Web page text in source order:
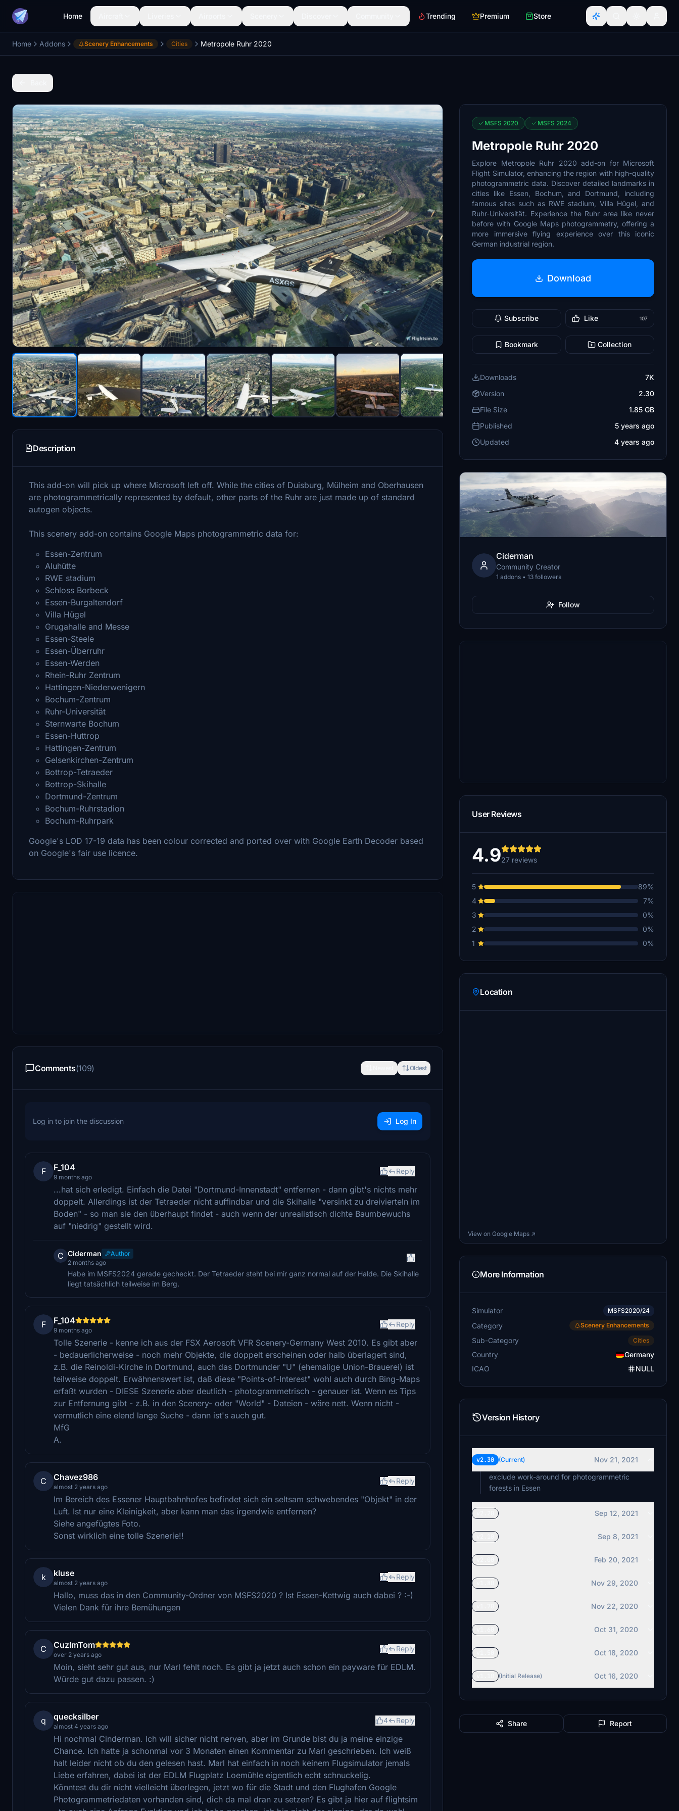
Home Trending Premium Store
Home Addons Scenery Enhancements Cities Metropole Ruhr 2020
Description
This add-on will pick up where Microsoft left off. While the cities of Duisburg, Mülheim and Oberhausen
are photogrammetrically represented by default, other parts of the Ruhr are just made up of standard
autogen objects.
This scenery add-on contains Google Maps photogrammetric data for:
Essen-Zentrum
Aluhütte
RWE stadium
Schloss Borbeck
Essen-Burgaltendorf
Villa Hügel
Grugahalle and Messe
Essen-Steele
Essen-Überruhr
Essen-Werden
Rhein-Ruhr Zentrum
Hattingen-Niederwenigern
Bochum-Zentrum
Ruhr-Universität
Sternwarte Bochum
Essen-Huttrop
Hattingen-Zentrum
Gelsenkirchen-Zentrum
Bottrop-Tetraeder
Bottrop-Skihalle
Dortmund-Zentrum
Bochum-Ruhrstadion
Bochum-Ruhrpark
Google's LOD 17-19 data has been colour corrected and ported over with Google Earth Decoder based
on Google's fair use licence.
Comments(109) Oldest
Log in to join the discussion Log In
F F_104
9 months ago
Reply
...hat sich erledigt. Einfach die Datei "Dortmund-Innenstadt" entfernen - dann gibt's nichts mehr
doppelt. Allerdings ist der Tetraeder nicht auffindbar und die Skihalle "versinkt zu dreivierteln im
Boden" - so man sie den überhaupt findet - auch wenn der unrealistisch dichte Baumbewuchs
auf "niedrig" gestellt wird.
C Ciderman
Author
2 months ago
Habe im MSFS2024 gerade gecheckt. Der Tetraeder steht bei mir ganz normal auf der Halde. Die Skihalle
liegt tatsächlich teilweise im Berg.
F F_104
9 months ago
Reply
Tolle Szenerie - kenne ich aus der FSX Aerosoft VFR Scenery-Germany West 2010. Es gibt aber
- bedauerlicherweise - noch mehr Objekte, die doppelt erscheinen oder halb überlagert sind,
z.B. die Reinoldi-Kirche in Dortmund, auch das Dortmunder "U" (ehemalige Union-Brauerei) ist
teilweise doppelt. Erwähnenswert ist, daß diese "Points-of-Interest" wohl auch durch Bing-Maps
erfaßt wurden - DIESE Szenerie aber deutlich - photogrammetrisch - genauer ist. Wenn es Tips
zur Entfernung gibt - z.B. in den Scenery- oder "World" - Dateien - wäre nett. Wenn nicht -
vermutlich eine elend lange Suche - dann ist's auch gut.
MfG
A.
C Chavez986
almost 2 years ago
Reply
Im Bereich des Essener Hauptbahnhofes befindet sich ein seltsam schwebendes "Objekt" in der
Luft. Ist nur eine Kleinigkeit, aber kann man das irgendwie entfernen?
Siehe angefügtes Foto.
Sonst wirklich eine tolle Szenerie!!
k kluse
almost 2 years ago
Reply
Hallo, muss das in den Community-Ordner von MSFS2020 ? Ist Essen-Kettwig auch dabei ? :-)
Vielen Dank für ihre Bemühungen
C CuzImTom
over 2 years ago
Reply
Moin, sieht sehr gut aus, nur Marl fehlt noch. Es gibt ja jetzt auch schon ein payware für EDLM.
Würde gut dazu passen. :)
q quecksilber
almost 4 years ago
4 Reply
Hi nochmal Cinderman. Ich will sicher nicht nerven, aber im Grunde bist du ja meine einzige
Chance. Ich hatte ja schonmal vor 3 Monaten einen Kommentar zu Marl geschrieben. Ich weiß
halt leider nicht ob du den gelesen hast. Marl hat einfach in noch keinem Flugsimulator jemals
Liebe erfahren, dabei ist der EDLM Flugplatz Loemühle eigentlich echt schnuckelig.
Könntest du dir nicht vielleicht überlegen, jetzt wo für die Stadt und den Flughafen Google
Photogrammetriedaten vorhanden sind, dich da mal dran zu setzen? Es gibt ja hier auf flightsim
MSFS 2020 MSFS 2024
Metropole Ruhr 2020
Explore Metropole Ruhr 2020 add-on for Microsoft
Flight Simulator, enhancing the region with high-quality
photogrammetric data. Discover detailed landmarks in
cities like Essen, Bochum, and Dortmund, including
famous sites such as RWE stadium, Villa Hügel, and
Ruhr-Universität. Experience the Ruhr area like never
before with Google Maps photogrammetry, offering a
more immersive flying experience over this iconic
German industrial region.
Download
Subscribe Like 107
Bookmark Collection
Downloads
7K
Version
2.30
File Size
1.85 GB
Published
5 years ago
Updated
4 years ago
Ciderman
Community Creator
1 addons • 13 followers
Follow
User Reviews
4.927 reviews
5
89%
4
7%
3
0%
2
0%
1
0%
Location
View on Google Maps ↗
More Information
Simulator MSFS2020/24
Category Scenery Enhancements
Sub-Category Cities
Country
Germany
ICAO
NULL
Version History
v2.30 (Current)
Nov 21, 2021
exclude work-around for photogrammetric
forests in Essen
Sep 12, 2021
Sep 8, 2021
Feb 20, 2021
Nov 29, 2020
Nov 22, 2020
Oct 31, 2020
Oct 18, 2020
(Initial Release) Oct 16, 2020
Share Report